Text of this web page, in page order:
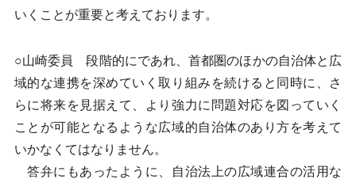
いくことが重要と考えております。
○山崎委員 段階的にであれ、首都圏のほかの自治体と広
域的な連携を深めていく取り組みを続けると同時に、さ
らに将来を見据えて、より強力に問題対応を図っていく
ことが可能となるような広域的自治体のあり方を考えて
いかなくてはなりません。
答弁にもあったように、自治法上の広域連合の活用な